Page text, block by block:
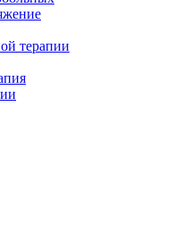
терапии